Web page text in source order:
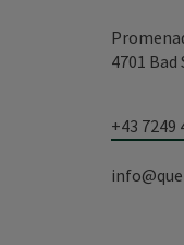
4701
+43 7249